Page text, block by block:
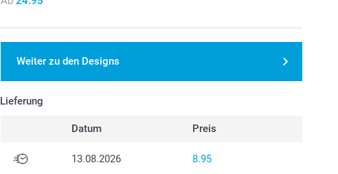
Weiter zu den Designs
Lieferung
Datum Preis
13.08.2026 8.95